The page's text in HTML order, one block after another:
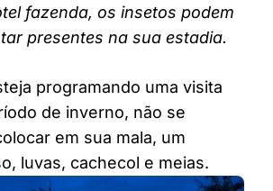
fazenda, os insetos podem
presentes na sua estadia.
programando uma visita
de inverno, não se
em sua mala, um
luvas, cachecol e meias.